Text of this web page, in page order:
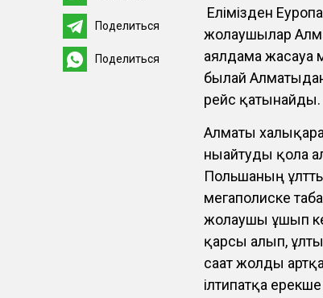
Поделиться
Поделиться
Елімізден
жолаушылар
аялдама
былай Алматыдан
рейс қатынайды.
Алматы
нығайтуды
Польшаның
мегаполиске
жолаушы ұшып
қарсы алып,
сағат жолды
ілтипатқа